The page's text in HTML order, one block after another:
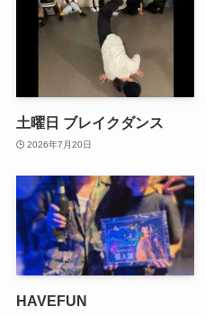
土曜日 ブレイクダンス
2026年7月20日
HAVEFUN